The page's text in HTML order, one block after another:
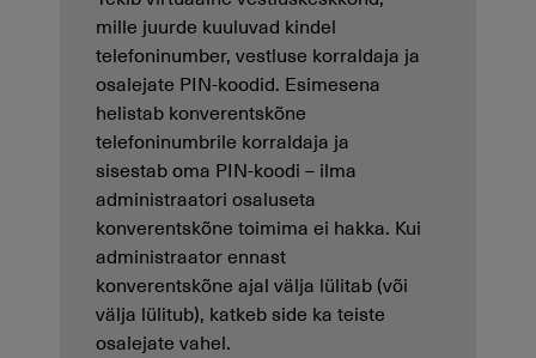
mille juurde kuuluvad kindel
telefoninumber, vestluse korraldaja ja
osalejate PIN-koodid. Esimesena
helistab konverentskõne
telefoninumbrile korraldaja ja
sisestab oma PIN-koodi – ilma
administraatori osaluseta
konverentskõne toimima ei hakka. Kui
administraator ennast
konverentskõne ajal välja lülitab (või
välja lülitub), katkeb side ka teiste
osalejate vahel.